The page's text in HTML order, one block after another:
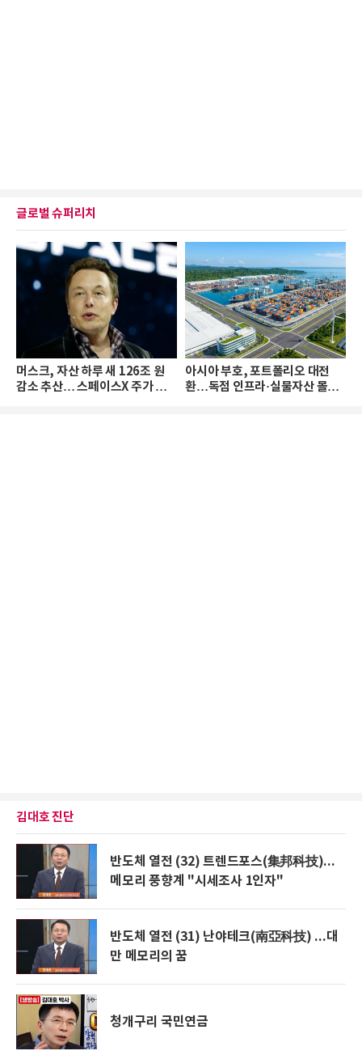
글로벌 슈퍼리치
머스크, 자산 하루 새 126조 원
감소 추산… 스페이스X 주가 하
아시아 부호, 포트폴리오 대전
환…독점 인프라·실물자산 몰린
김대호 진단
반도체 열전 (32) 트렌드포스(集邦科技)...
메모리 풍향계 "시세조사 1인자"
반도체 열전 (31) 난야테크(南亞科技) ...대
만 메모리의 꿈
청개구리 국민연금